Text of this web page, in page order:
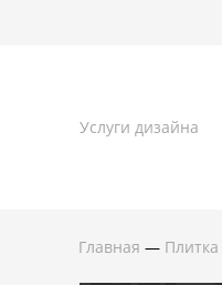
Услуги дизайна
Главная — Плитка